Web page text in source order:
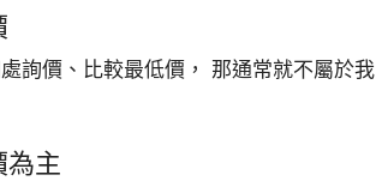
詢價、比較最低價， 那通常就不屬於我
為主